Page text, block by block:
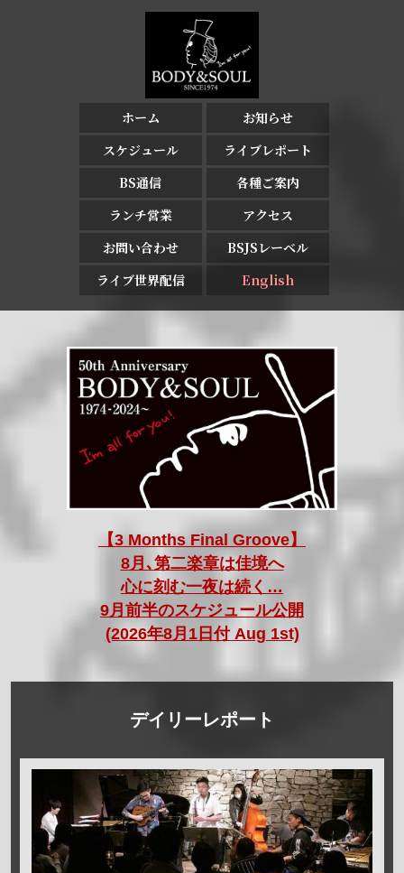
ホーム
お知らせ
スケジュール
ライブレポート
BS通信
各種ご案内
ランチ営業
アクセス
お問い合わせ
BSJSレーベル
ライブ世界配信
English
【3 Months Final Groove】
8月､第二楽章は佳境へ
心に刻む一夜は続く…
9月前半のスケジュール公開
(2026年8月1日付 Aug 1st)
デイリーレポート